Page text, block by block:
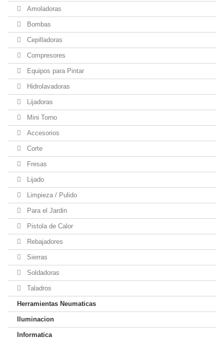
Amoladoras
Bombas
Cepilladoras
Compresores
Equipos para Pintar
Hidrolavadoras
Lijadoras
Mini Torno
Accesorios
Corte
Fresas
Lijado
Limpieza / Pulido
Para el Jardin
Pistola de Calor
Rebajadores
Sierras
Soldadoras
Taladros
Herramientas Neumaticas
Iluminacion
Informatica